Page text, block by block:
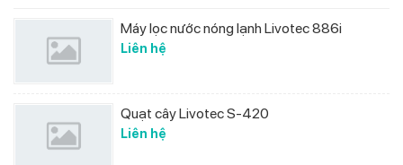
Máy lọc nước nóng lạnh Livotec 886i
Liên hệ
Quạt cây Livotec S-420
Liên hệ